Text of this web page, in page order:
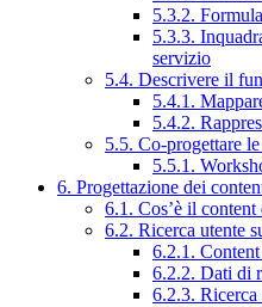
5.3.2.
5.3.3.
servizio
5.4. Descrivere il
5.4.1.
5.4.2.
5.5. Co-progettare
5.5.1.
6. Progettazione dei
6.1. Cos’è il content
6.2. Ricerca utente
6.2.1.
6.2.2. Dati di
6.2.3.